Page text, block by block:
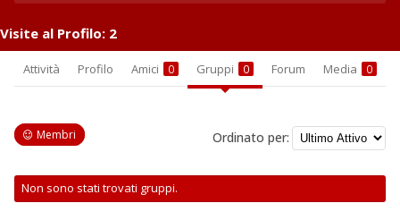
Visite al Profilo: 2
Attività Profilo Amici 0 Gruppi 0 Forum Media 0
Membri Ordinato per:
Gruppi
Non sono stati trovati gruppi.